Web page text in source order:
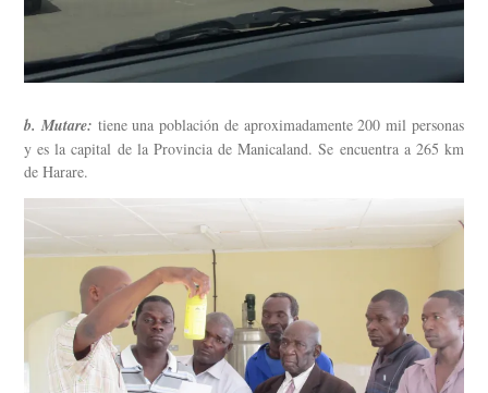
b. Mutare: tiene una población de aproximadamente 200 mil personas
y es la capital de la Provincia de Manicaland. Se encuentra a 265 km
de Harare.